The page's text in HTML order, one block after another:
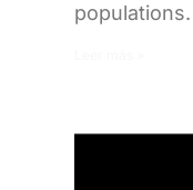
populations.